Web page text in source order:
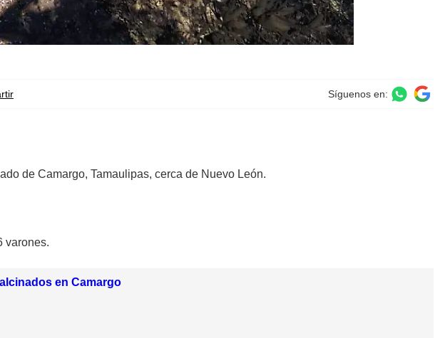
Síguenos en:
de Camargo, Tamaulipas, cerca de Nuevo León.
varones.
en Camargo